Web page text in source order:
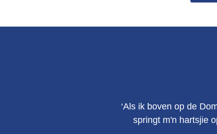
‘Als ik boven op de
springt m'n hartsjie